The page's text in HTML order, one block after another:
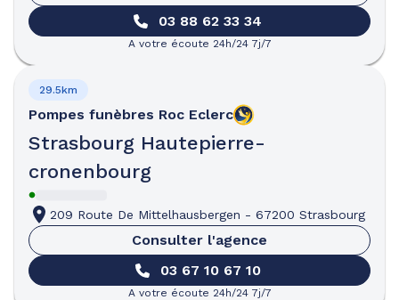
03 88 62 33 34
A votre écoute 24h/24 7j/7
Pompes funèbres Roc Eclerc
Strasbourg Hautepierre-
cronenbourg
29.5km
209 Route De Mittelhausbergen - 67200 Strasbourg
Consulter l'agence
03 67 10 67 10
A votre écoute 24h/24 7j/7